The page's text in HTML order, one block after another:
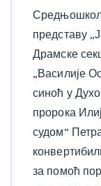
представу
Драмске
„Василије
синоћ у
пророка
судом“
за помоћ